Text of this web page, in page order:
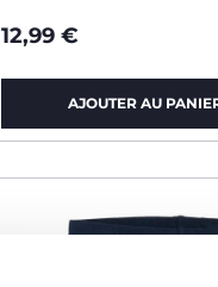
12,99 €
AJOUTER AU